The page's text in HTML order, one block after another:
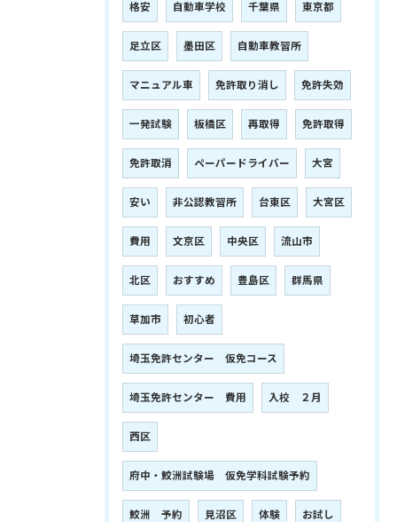
格安 自動車学校 千葉県 東京都
足立区 墨田区 自動車教習所
マニュアル車 免許取り消し 免許失効
一発試験 板橋区 再取得 免許取得
免許取消 ペーパードライバー 大宮
安い 非公認教習所 台東区 大宮区
費用 文京区 中央区 流山市
北区 おすすめ 豊島区 群馬県
草加市 初心者
埼玉免許センター 仮免コース
埼玉免許センター 費用 入校 ２月
西区
府中・鮫洲試験場 仮免学科試験予約
鮫洲 予約 見沼区 体験 お試し